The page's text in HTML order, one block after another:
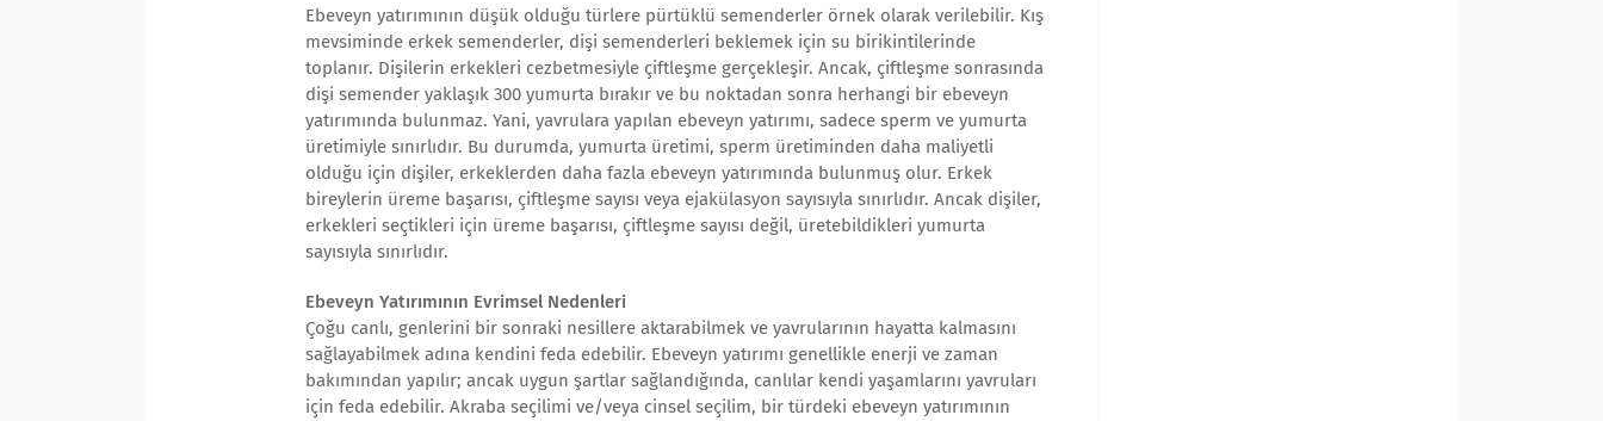
Ebeveyn yatırımının düşük olduğu türlere pürtüklü semenderler örnek olarak verilebilir. Kış
mevsiminde erkek semenderler, dişi semenderleri beklemek için su birikintilerinde
toplanır. Dişilerin erkekleri cezbetmesiyle çiftleşme gerçekleşir. Ancak, çiftleşme sonrasında
dişi semender yaklaşık 300 yumurta bırakır ve bu noktadan sonra herhangi bir ebeveyn
yatırımında bulunmaz. Yani, yavrulara yapılan ebeveyn yatırımı, sadece sperm ve yumurta
üretimiyle sınırlıdır. Bu durumda, yumurta üretimi, sperm üretiminden daha maliyetli
olduğu için dişiler, erkeklerden daha fazla ebeveyn yatırımında bulunmuş olur. Erkek
bireylerin üreme başarısı, çiftleşme sayısı veya ejakülasyon sayısıyla sınırlıdır. Ancak dişiler,
erkekleri seçtikleri için üreme başarısı, çiftleşme sayısı değil, üretebildikleri yumurta
sayısıyla sınırlıdır.
Ebeveyn Yatırımının Evrimsel Nedenleri
Çoğu canlı, genlerini bir sonraki nesillere aktarabilmek ve yavrularının hayatta kalmasını
sağlayabilmek adına kendini feda edebilir. Ebeveyn yatırımı genellikle enerji ve zaman
bakımından yapılır; ancak uygun şartlar sağlandığında, canlılar kendi yaşamlarını yavruları
için feda edebilir. Akraba seçilimi ve/veya cinsel seçilim, bir türdeki ebeveyn yatırımının